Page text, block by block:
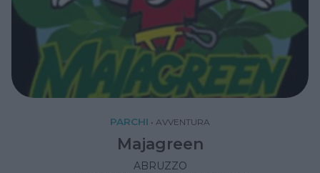
PARCHI • AVVENTURA
Majagreen
ABRUZZO